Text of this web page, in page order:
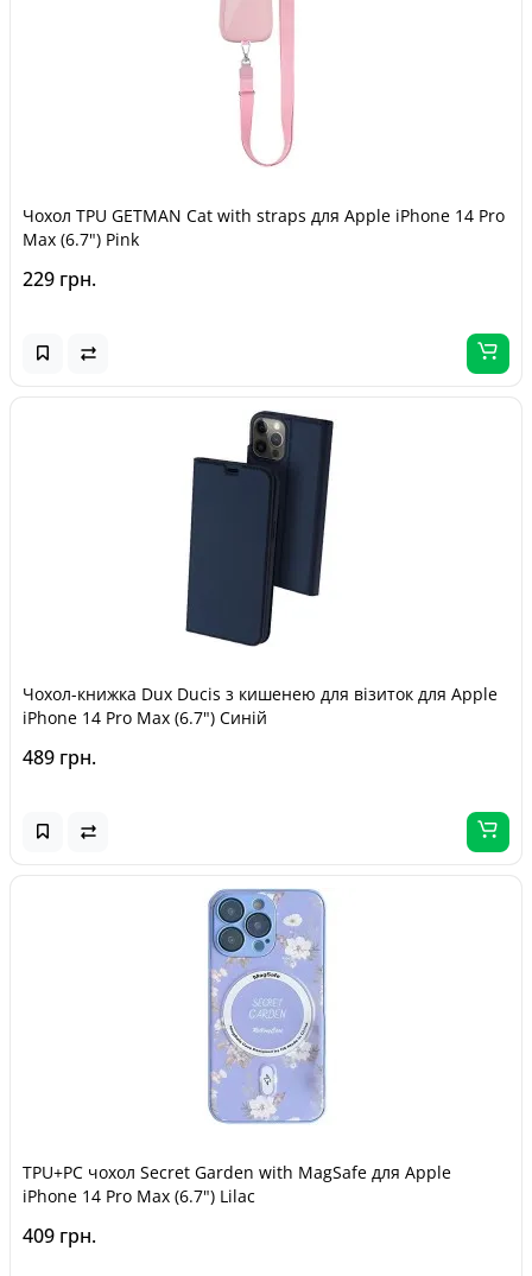
Чохол TPU GETMAN Cat with straps для Apple iPhone 14 Pro
Max (6.7") Pink
229 грн.
Чохол-книжка Dux Ducis з кишенею для візиток для Apple
iPhone 14 Pro Max (6.7") Синій
489 грн.
TPU+PC чохол Secret Garden with MagSafe для Apple
iPhone 14 Pro Max (6.7") Lilac
409 грн.